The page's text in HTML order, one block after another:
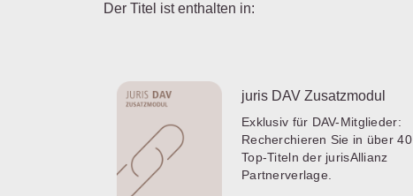
Der Titel ist enthalten in:
juris DAV Zusatzmodul
Exklusiv für DAV-Mitglieder:
Recherchieren Sie in über 40
Top-Titeln der jurisAllianz
Partnerverlage.